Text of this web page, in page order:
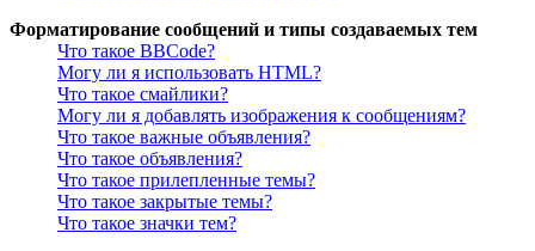
Форматирование сообщений и типы создаваемых тем
Что такое BBCode?
Могу ли я использовать HTML?
Что такое смайлики?
Могу ли я добавлять изображения к сообщениям?
Что такое важные объявления?
Что такое объявления?
Что такое прилепленные темы?
Что такое закрытые темы?
Что такое значки тем?